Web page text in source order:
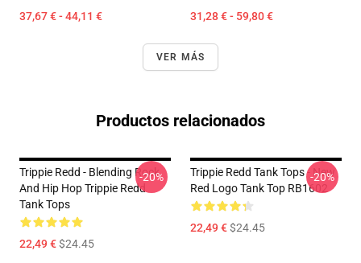
37,67 € - 44,11 € 31,28 € - 59,80 €
VER MÁS
Productos relacionados
Trippie Redd - Blending Rock
And Hip Hop Trippie Redd
Tank Tops
22,49 €$24.45
-20%
Trippie Redd Tank Tops - New
Red Logo Tank Top RB1602
22,49 €$24.45
-20%